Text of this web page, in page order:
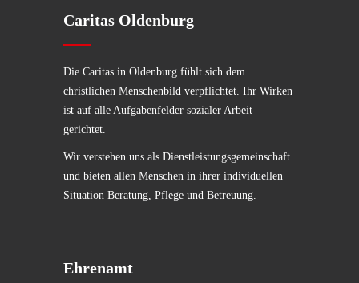
Caritas Oldenburg
Die Caritas in Oldenburg fühlt sich dem
christlichen Menschenbild verpflichtet. Ihr Wirken
ist auf alle Aufgabenfelder sozialer Arbeit
gerichtet.
Wir verstehen uns als Dienstleistungsgemeinschaft
und bieten allen Menschen in ihrer individuellen
Situation Beratung, Pflege und Betreuung.
Ehrenamt